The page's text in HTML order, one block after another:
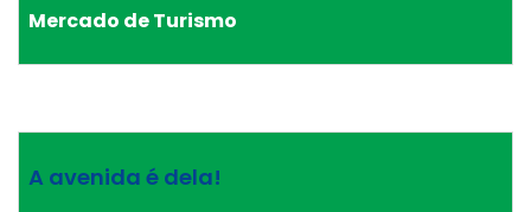
Mercado de Turismo
A avenida é dela!